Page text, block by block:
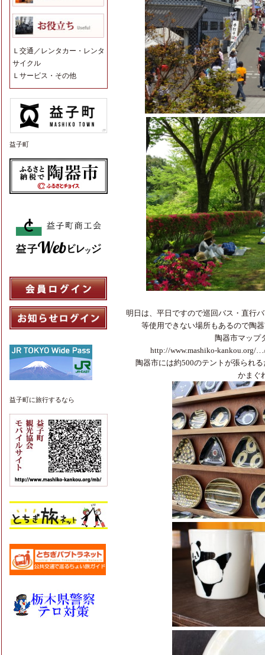
Ｌ 交通／レンタカー・レンタ
サイクル
Ｌ サービス・その他
益子町
益子町 に旅行するなら
明日は、平日ですので巡回バス・直行
等使用できない場所もあるので陶
陶器市マップ
http://www.mashiko-kankou.org/
陶器市には約500のテントが張られ
かまぐ